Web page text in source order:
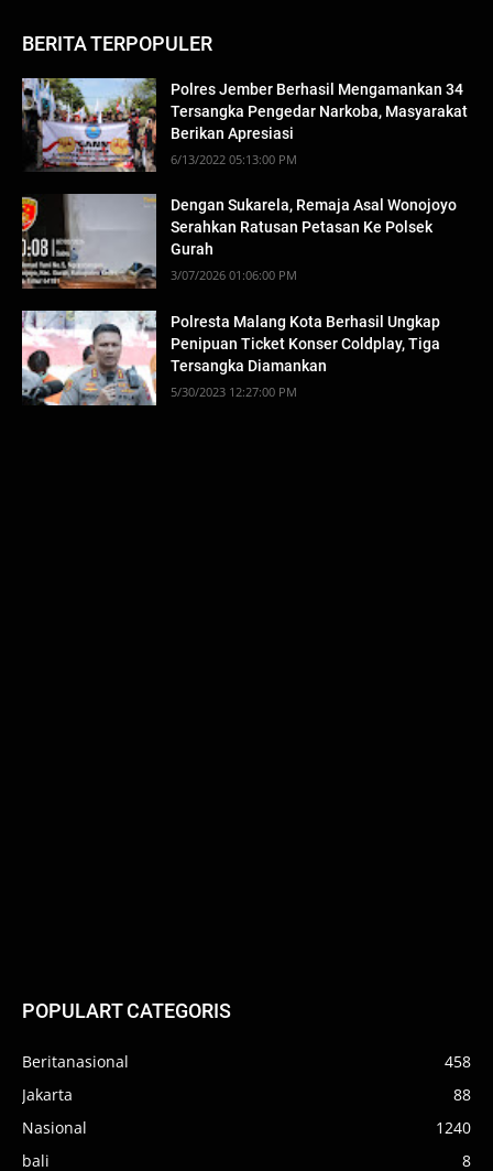
BERITA TERPOPULER
Polres Jember Berhasil Mengamankan 34
Tersangka Pengedar Narkoba, Masyarakat
Berikan Apresiasi
6/13/2022 05:13:00 PM
Dengan Sukarela, Remaja Asal Wonojoyo
Serahkan Ratusan Petasan Ke Polsek
Gurah
3/07/2026 01:06:00 PM
Polresta Malang Kota Berhasil Ungkap
Penipuan Ticket Konser Coldplay, Tiga
Tersangka Diamankan
5/30/2023 12:27:00 PM
POPULART CATEGORIS
Beritanasional
458
Jakarta
88
Nasional
1240
bali
8